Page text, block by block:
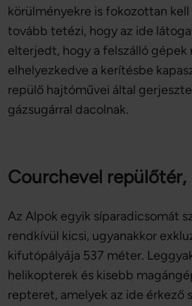
körülményekre is fokozottan
tovább tetézi, hogy az ide
elterjedt, hogy a felszálló
elhelyezkedve a kerítésbe
repülő hajtóművei által
gázsugárral dacolnak.
Courchevel repülőtér,
Az Alpok egyik síparadicsomát
rendkívül kicsi, ugyanakkor
kifutópályája 537 méter.
helikopterek és kisebb
repteret, amelyek az ide érkező